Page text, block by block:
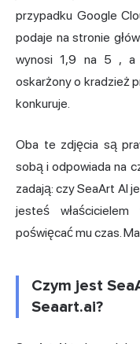
przypadku Google
podaje na stronie
wynosi1,9 na 5 , a
oskarżony o kradzież
konkuruje.
Oba te zdjęcia są
sobą i odpowiada na
zadają: czy SeaArt AI
jesteś
poświęcać mu czas.
Czym jest
Seaart.ai?